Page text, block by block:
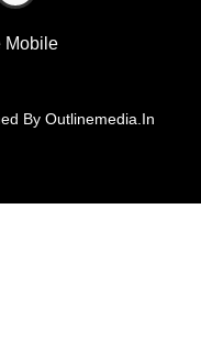
Mobile
By Outlinemedia.In